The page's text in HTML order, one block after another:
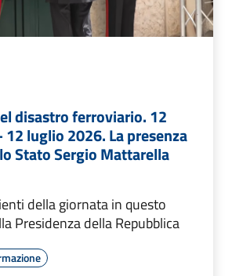
disastro ferroviario. 12
luglio 2026. La presenza
Stato Sergio Mattarella
della giornata in questo
Presidenza della Repubblica